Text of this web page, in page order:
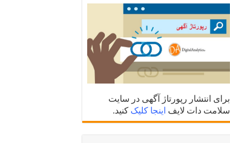
برای انتشار رپورتاژ آگهی در سایت
سلامت دات لایف اینجا کلیک کنید.